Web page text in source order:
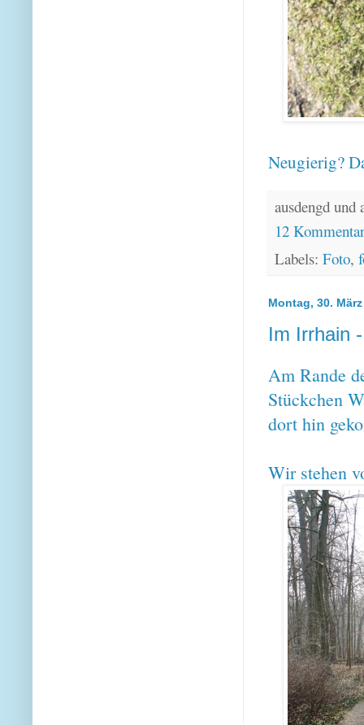
Neugierig?
ausdengd
12
Labels: Foto,
Montag, 30.
Im Irrhain
Am Rande
Stückchen
dort hin
Wir stehen